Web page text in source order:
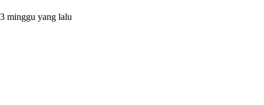
3 minggu yang lalu